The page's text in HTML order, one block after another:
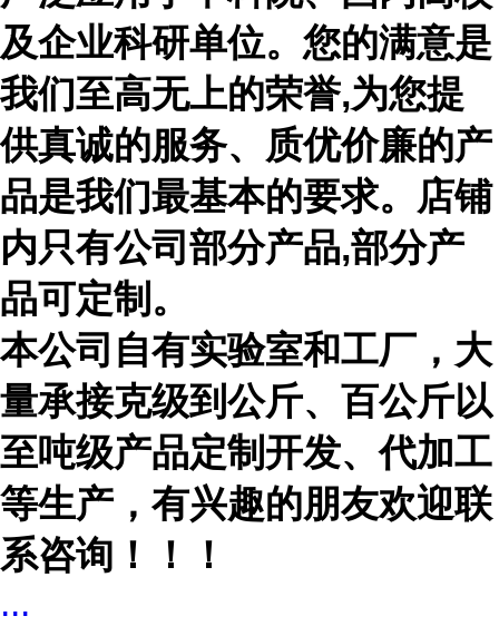
及企业科研单位。您的满意是
我们至高无上的荣誉,为您提
供真诚的服务、质优价廉的产
品是我们最基本的要求。店铺
内只有公司部分产品,部分产
品可定制。
本公司自有实验室和工厂，大
量承接克级到公斤、百公斤以
至吨级产品定制开发、代加工
等生产，有兴趣的朋友欢迎联
系咨询！！！
...